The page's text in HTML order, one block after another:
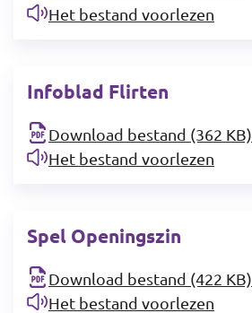
Het bestand voorlezen
Infoblad Flirten
Download bestand (362 KB)
Het bestand voorlezen
Spel Openingszin
Download bestand (422 KB)
Het bestand voorlezen